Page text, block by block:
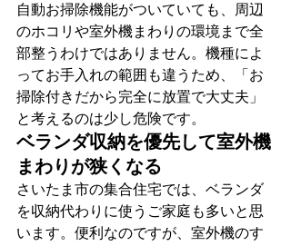
自動お掃除機能がついていても、周辺
のホコリや室外機まわりの環境まで全
部整うわけではありません。機種によ
ってお手入れの範囲も違うため、「お
掃除付きだから完全に放置で大丈夫」
と考えるのは少し危険です。
ベランダ収納を優先して室外機
まわりが狭くなる
さいたま市の集合住宅では、ベランダ
を収納代わりに使うご家庭も多いと思
います。便利なのですが、室外機のす